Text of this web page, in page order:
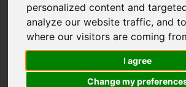
personalized content and
analyze our website traffic, and
where our visitors are coming
I agree
Change my
Korálek s motivem – "Ti amo
Korálek s motivem
amo mamma"